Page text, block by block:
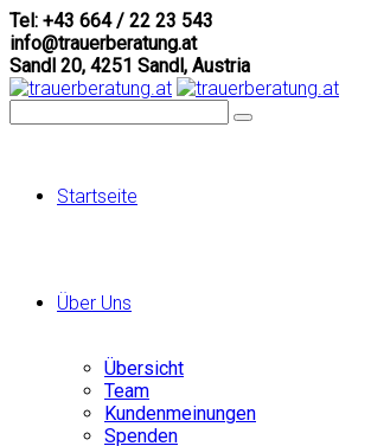
Tel: +43 664 / 22 23 543
info@trauerberatung.at
Sandl 20, 4251 Sandl, Austria
Startseite
Über Uns
Übersicht
Team
Kundenmeinungen
Spenden